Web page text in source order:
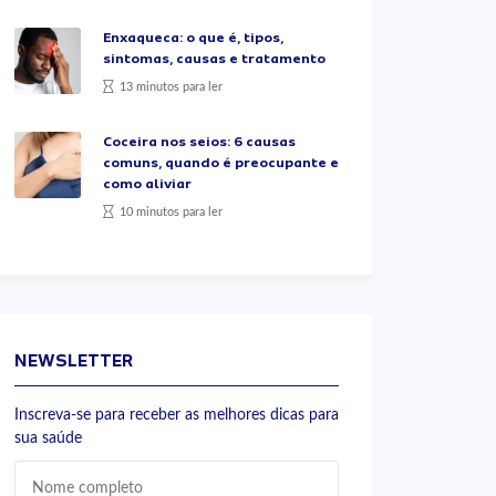
Enxaqueca: o que é, tipos,
sintomas, causas e tratamento
13 minutos para ler
Coceira nos seios: 6 causas
comuns, quando é preocupante e
como aliviar
10 minutos para ler
NEWSLETTER
Inscreva-se para receber as melhores dicas para
sua saúde